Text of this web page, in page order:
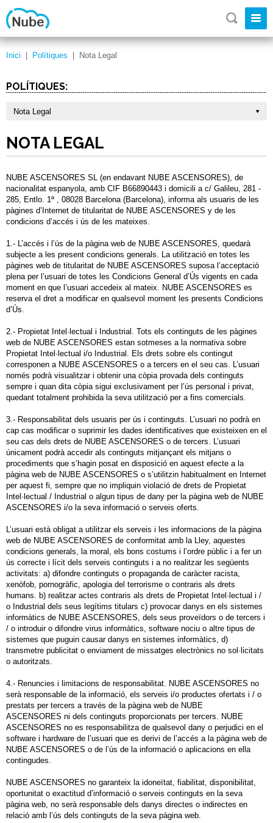
Inici Polítiques Nota Legal
POLÍTIQUES:
Nota Legal
NOTA LEGAL
NUBE ASCENSORES SL (en endavant NUBE ASCENSORES), de
nacionalitat espanyola, amb CIF B66890443 i domicili a c/ Galileu, 281 -
285, Entlo. 1ª , 08028 Barcelona (Barcelona), informa als usuaris de les
pàgines d’Internet de titularitat de NUBE ASCENSORES y de les
condicions d’accés i ús de les mateixes.
1.- L’accés i l’ús de la pàgina web de NUBE ASCENSORES, quedarà
subjecte a les present condicions generals. La utilització en totes les
pàgines web de titularitat de NUBE ASCENSORES suposa l’acceptació
plena per l’usuari de totes les Condicions General d’Ús vigents en cada
moment en que l’usuari accedeix al mateix. NUBE ASCENSORES es
reserva el dret a modificar en qualsevol moment les presents Condicions
d’Ús.
2.- Propietat Intel·lectual i Industrial. Tots els continguts de les pàgines
web de NUBE ASCENSORES estan sotmeses a la normativa sobre
Propietat Intel·lectual i/o Industrial. Els drets sobre els contingut
corresponen a NUBE ASCENSORES o a tercers en el seu cas. L’usuari
només podrà visualitzar i obtenir una còpia provada dels continguts
sempre i quan dita còpia sigui exclusivament per l’ús personal i privat,
quedant totalment prohibida la seva utilització per a fins comercials.
3.- Responsabilitat dels usuaris per ús i continguts. L’usuari no podrà en
cap cas modificar o suprimir les dades identificatives que existeixen en el
seu cas dels drets de NUBE ASCENSORES o de tercers. L’usuari
únicament podrà accedir als continguts mitjançant els mitjans o
procediments que s’hagin posat en disposició en aquest efecte a la
pàgina web de NUBE ASCENSORES o s’utilitzin habitualment en Internet
per aquest fi, sempre que no impliquin violació de drets de Propietat
Intel·lectual / Industrial o algun tipus de dany per la pàgina web de NUBE
ASCENSORES i/o la seva informació o serveis oferts.
L’usuari està obligat a utilitzar els serveis i les informacions de la pàgina
web de NUBE ASCENSORES de conformitat amb la Lley, aquestes
condicions generals, la moral, els bons costums i l’ordre públic i a fer un
ús correcte i lícit dels serveis continguts i a no realitzar les següents
activitats: a) difondre continguts o propaganda de caràcter racista,
xenòfob, pornogràfic, apologia del terrorisme o contraris als drets
humans. b) realitzar actes contraris als drets de Propietat Intel·lectual i /
o Industrial dels seus legítims titulars c) provocar danys en els sistemes
informàtics de NUBE ASCENSORES, dels seus proveïdors o de tercers i
/ o introduir o difondre virus informàtics, software nociu o altre tipus de
sistemes que puguin causar danys en sistemes informàtics, d)
transmetre publicitat o enviament de missatges electrònics no sol·licitats
o autoritzats.
4.- Renuncies i limitacions de responsabilitat. NUBE ASCENSORES no
serà responsable de la informació, els serveis i/o productes ofertats i / o
prestats per tercers a través de la pàgina web de NUBE
ASCENSORES ni dels continguts proporcionats per tercers. NUBE
ASCENSORES no es responsabilitza de qualsevol dany o perjudici en el
software i hardware de l’usuari que es derivi de l’accés a la pàgina web de
NUBE ASCENSORES o de l’ús de la informació o aplicacions en ella
contingudes.
NUBE ASCENSORES no garanteix la idoneïtat, fiabilitat, disponibilitat,
oportunitat o exactitud d’informació o serveis continguts en la seva
pàgina web, no serà responsable dels danys directes o indirectes en
relació amb l’ús dels continguts de la seva pàgina web.